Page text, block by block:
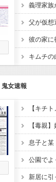
鬼女速報